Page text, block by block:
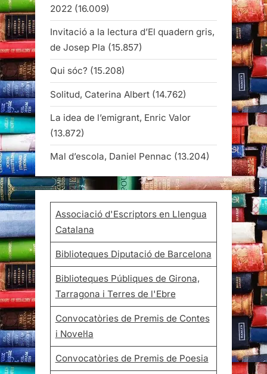
2022 (16.009)
Invitació a la lectura d’El quadern gris,
de Josep Pla (15.857)
Qui sóc? (15.208)
Solitud, Caterina Albert (14.762)
La idea de l’emigrant, Enric Valor
(13.872)
Mal d’escola, Daniel Pennac (13.204)
Associació d'Escriptors en Llengua
Catalana
Biblioteques Diputació de Barcelona
Biblioteques Públiques de Girona,
Tarragona i Terres de l'Ebre
Convocatòries de Premis de Contes
i Novel·la
Convocatòries de Premis de Poesia